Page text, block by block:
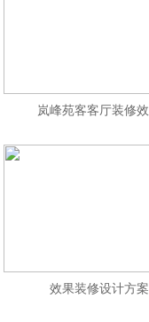
岚峰苑客客厅装修
效果装修设计方案